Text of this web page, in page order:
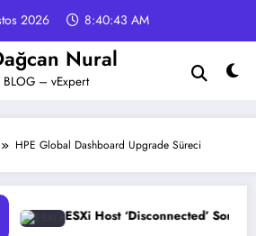
2026 8:40:44 AM
Nural
BLOG – vExpert
HPE Global Dashboard Upgrade Süreci
Sorunu Çözümü HPE